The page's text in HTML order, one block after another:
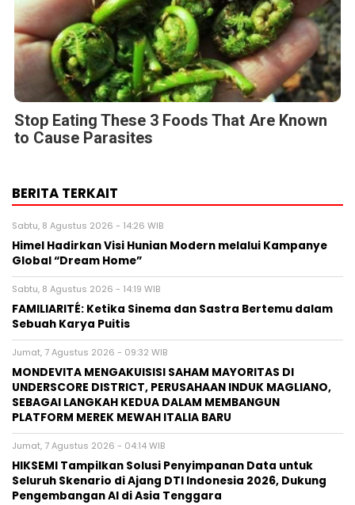
Stop Eating These 3 Foods That Are Known
to Cause Parasites
BERITA TERKAIT
Sabtu, 8 Agustus 2026 - 14:26 WIB
Himel Hadirkan Visi Hunian Modern melalui Kampanye
Global “Dream Home”
Sabtu, 8 Agustus 2026 - 14:19 WIB
FAMILIARITÉ: Ketika Sinema dan Sastra Bertemu dalam
Sebuah Karya Puitis
Jumat, 7 Agustus 2026 - 09:32 WIB
MONDEVITA MENGAKUISISI SAHAM MAYORITAS DI
UNDERSCORE DISTRICT, PERUSAHAAN INDUK MAGLIANO,
SEBAGAI LANGKAH KEDUA DALAM MEMBANGUN
PLATFORM MEREK MEWAH ITALIA BARU
Jumat, 7 Agustus 2026 - 04:14 WIB
HIKSEMI Tampilkan Solusi Penyimpanan Data untuk
Seluruh Skenario di Ajang DTI Indonesia 2026, Dukung
Pengembangan AI di Asia Tenggara